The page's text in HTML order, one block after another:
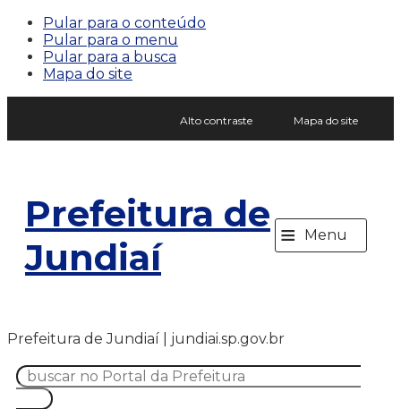
Pular para o conteúdo
Pular para o menu
Pular para a busca
Mapa do site
Alto contraste Mapa do site
Prefeitura de
Jundiaí
≡ Menu
Prefeitura de Jundiaí | jundiai.sp.gov.br